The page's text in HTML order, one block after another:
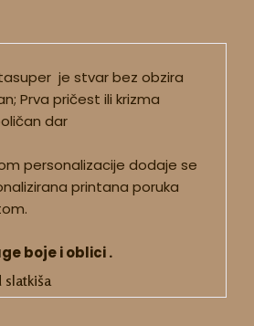
je stvar bez obzira
Prva pričest ili krizma
dar
personalizacije dodaje se
printana poruka
boje i oblici .
slatkiša